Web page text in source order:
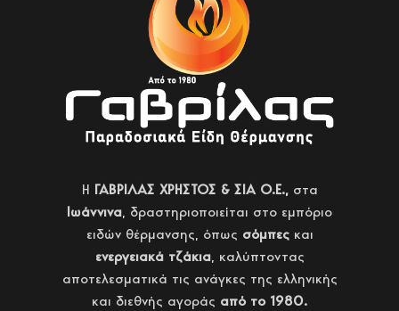
H ΓΑΒΡΙΛΑΣ ΧΡΗΣΤΟΣ & ΣΙΑ Ο.Ε.,στα
Ιωάννινα, δραστηριοποιείται στο εμπόριο
ειδών θέρμανσης, όπως σόμπεςκαι
ενεργειακά τζάκια, καλύπτοντας
αποτελεσματικά τις ανάγκες της ελληνικής
και διεθνής αγοράς από το 1980.